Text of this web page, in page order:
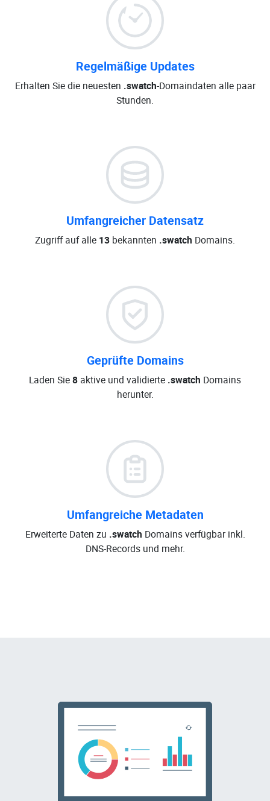
Regelmäßige Updates
Erhalten Sie die neuesten .swatch-Domaindaten alle paar
Stunden.
Umfangreicher Datensatz
Zugriff auf alle 13 bekannten .swatch Domains.
Geprüfte Domains
Laden Sie8 aktive und validierte .swatch Domains
herunter.
Umfangreiche Metadaten
Erweiterte Daten zu .swatch Domains verfügbar inkl.
DNS-Records und mehr.